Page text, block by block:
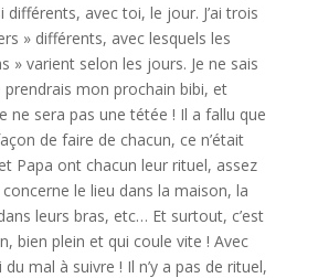
avec toi, le jour. J’ai trois
» différents, avec lesquels les
» varient selon les jours. Je ne sais
prendrais mon prochain bibi, et
ne sera pas une tétée ! Il a fallu que
de faire de chacun, ce n’était
Papa ont chacun leur rituel, assez
le lieu dans la maison, la
leurs bras, etc… Et surtout, c’est
bien plein et qui coule vite ! Avec
mal à suivre ! Il n’y a pas de rituel,